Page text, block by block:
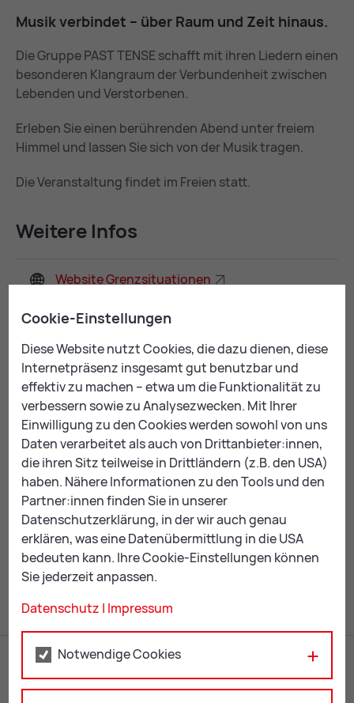
Mu­sik ver­bin­det – über Raum und Zeit hin­aus.
Die Gruppe PAST TENSE schafft mit ihren Liedern einen
besonderen Klangraum der Verbundenheit zwischen
Lebenden und Verstorbenen.
Erleben Sie einen berührenden Abend unter freiem
Himmel und lassen Sie sich von der Musik tragen.
Die Veranstaltung findet im Freien statt.
Wei­te­re In­fos
Web­site Grenz­si­tua­tio­nen
Kon­takt
ENDLICH.LEBEN Katholische Kirche Steiermark
Monika Brottrager-Jury
+43 676 8742 6859
mo­ni­ka.brot­t­ra­ger-jury@ graz-se­ckau.at
ZUR ÜBERSICHT: EVENTS
Mail Print
Cookie-Einstellungen
Diese Website nutzt Cookies, die dazu dienen, diese
Internetpräsenz insgesamt gut benutzbar und
effektiv zu machen – etwa um die Funktionalität zu
verbessern sowie zu Analysezwecken. Mit Ihrer
Einwilligung zu den Cookies werden sowohl von uns
Daten verarbeitet als auch von Drittanbieter:innen,
die ihren Sitz teilweise in Drittländern (z.B. den USA)
haben. Nähere Informationen zu den Tools und den
Partner:innen finden Sie in unserer
Datenschutzerklärung, in der wir auch genau
erklären, was eine Datenübermittlung in die USA
bedeuten kann. Ihre Cookie-Einstellungen können
Sie jederzeit anpassen.
Datenschutz | Impressum
Notwendige Cookies